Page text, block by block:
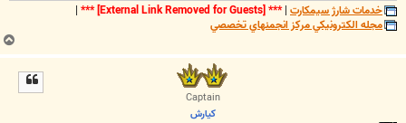
خدمات شارژ سيمکارت|
***
[External Link Removed for Guests]
***
|
مجله الکترونيکي مرکز انجمنهاي تخصصي
ب
ا
Captain
كيارش